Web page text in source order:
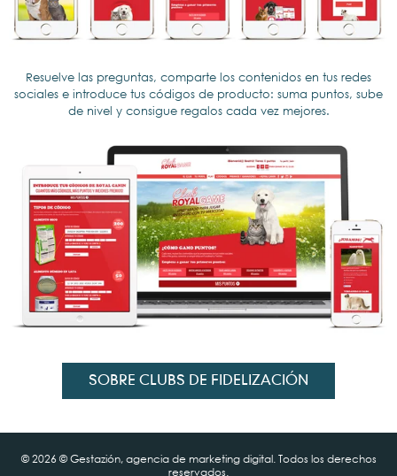
Resuelve las preguntas, comparte los contenidos en tus redes
sociales e introduce tus códigos de producto: suma puntos, sube
de nivel y consigue regalos cada vez mejores.
SOBRE CLUBS DE FIDELIZACIÓN
© 2026 © Gestazión, agencia de marketing digital. Todos los derechos
reservados.